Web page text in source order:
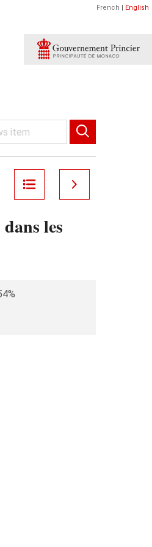
French | English
les